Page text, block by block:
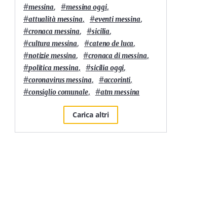
#messina, #messina oggi,
#attualità messina, #eventi messina,
#cronaca messina, #sicilia,
#cultura messina, #cateno de luca,
#notizie messina, #cronaca di messina,
#politica messina, #sicilia oggi,
#coronavirus messina, #accorinti,
#consiglio comunale, #atm messina
Carica altri